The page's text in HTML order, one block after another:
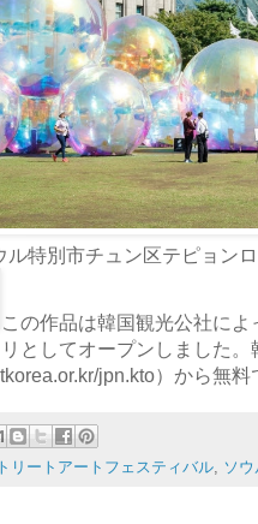
ル特別市チュン区テピョン
この作品は韓国観光公社に
としてオープンしました。
jpn.kto）から無
リートアートフェスティバル, ソ